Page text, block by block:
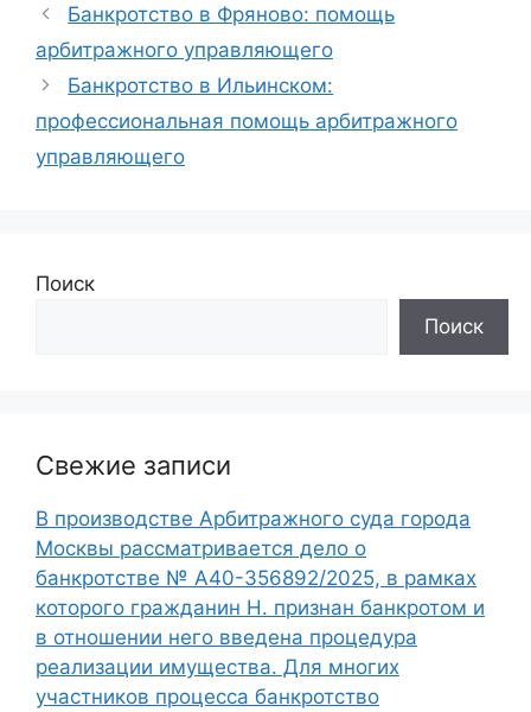
Банкротство в Фряново: помощь
арбитражного управляющего
Банкротство в Ильинском:
профессиональная помощь арбитражного
управляющего
Поиск
Поиск
Свежие записи
В производстве Арбитражного суда города
Москвы рассматривается дело о
банкротстве № А40-356892/2025, в рамках
которого гражданин Н. признан банкротом и
в отношении него введена процедура
реализации имущества. Для многих
участников процесса банкротство